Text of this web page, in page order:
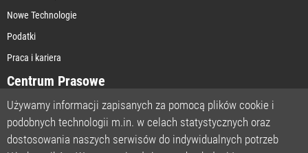
Nowe Technologie
Podatki
Praca i kariera
Centrum Prasowe
STRONA GŁÓWNA
Używamy informacji zapisanych za pomocą plików cookie i
podobnych technologii m.in. w celach statystycznych oraz
dostosowania naszych serwisów do indywidualnych potrzeb